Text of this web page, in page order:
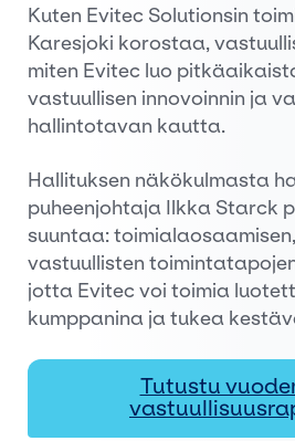
Kuten Evitec Solutionsin
Karesjoki korostaa,
miten Evitec luo
vastuullisen innovoinnin ja
hallintotavan kautta.
Hallituksen näkökulmasta
puheenjohtaja Ilkka Starck
suuntaa:
vastuullisten
jotta Evitec voi toimia
kumppanina ja tukea
Tutustu